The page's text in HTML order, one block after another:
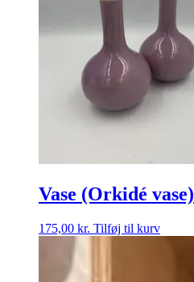
Vase (Orkidé vase)
175,00 kr. Tilføj til kurv